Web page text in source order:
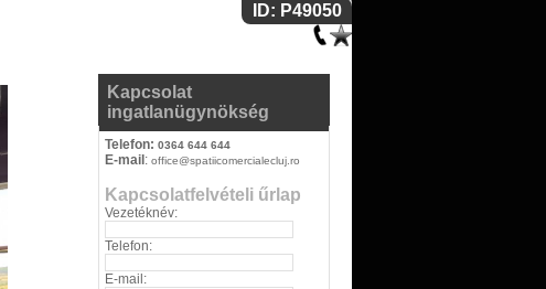
ID: P49050
Kapcsolat
ingatlanügynökség
Telefon: 0364 644 644
E-mail : office@spatiicomercialecluj.ro
Kapcsolatfelvételi űrlap
Vezetéknév:
Telefon:
E-mail: